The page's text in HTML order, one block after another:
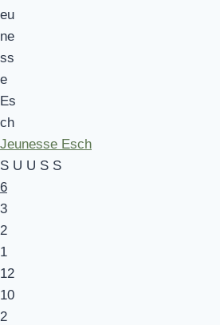
Jeunesse Esch
S U U S S
6
3
2
1
12
10
2